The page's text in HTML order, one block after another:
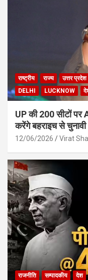
राष्ट्रीय राज्य उत्तर प्रदेश
DELHI
LUCKNOW
UP की 200 सीटों पर
करेंगे बहराइच से
12/06/2026 Virat
राजनीति सम्पादकीय देश